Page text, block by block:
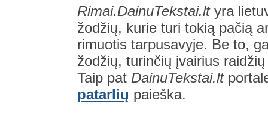
Rimai.DainuTekstai.ltyra
žodžių, kurie turi tokią pačią
rimuotis tarpusavyje. Be to,
žodžių, turinčių įvairius
Taip pat DainuTekstai.lt
patarlių paieška.